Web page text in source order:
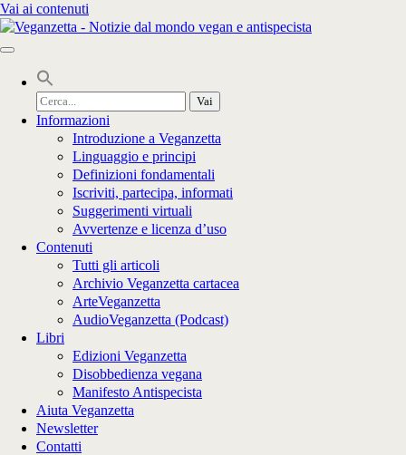
Vai ai contenuti
Cerca
per:
Informazioni
Introduzione a Veganzetta
Linguaggio e principi
Definizioni fondamentali
Iscriviti, partecipa, informati
Suggerimenti virtuali
Avvertenze e licenza d’uso
Contenuti
Tutti gli articoli
Archivio Veganzetta cartacea
ArteVeganzetta
AudioVeganzetta (Podcast)
Libri
Edizioni Veganzetta
Disobbedienza vegana
Manifesto Antispecista
Aiuta Veganzetta
Newsletter
Contatti